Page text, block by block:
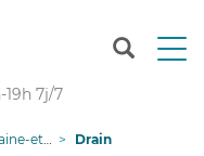
T
7j/7
et-Loire Drain